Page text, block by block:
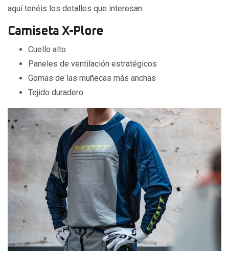
aquí tenéis los detalles que interesan…
Camiseta X-Plore
Cuello alto
Paneles de ventilación estratégicos
Gomas de las muñecas más anchas
Tejido duradero